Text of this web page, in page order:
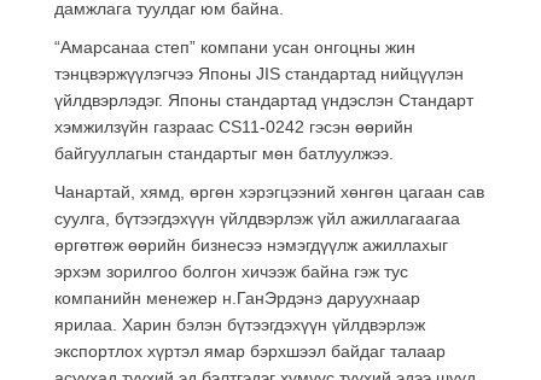
дамжлага туулдаг юм байна.
“Амарсанаа степ” компани усан онгоцны жин
тэнцвэржүүлэгчээ Японы JIS стандартад нийцүүлэн
үйлдвэрлэдэг. Японы стандартад үндэслэн Стандарт
хэмжилзүйн газраас CS11-0242 гэсэн өөрийн
байгууллагын стандартыг мөн батлуулжээ.
Чанартай, хямд, өргөн хэрэгцээний хөнгөн цагаан сав
суулга, бүтээгдэхүүн үйлдвэрлэж үйл ажиллагаагаа
өргөтгөж өөрийн бизнесээ нэмэгдүүлж ажиллахыг
эрхэм зорилгоо болгон хичээж байна гэж тус
компанийн менежер н.ГанЭрдэнэ даруухнаар
ярилаа. Харин бэлэн бүтээгдэхүүн үйлдвэрлэж
экспортлох хүртэл ямар бэрхшээл байдаг талаар